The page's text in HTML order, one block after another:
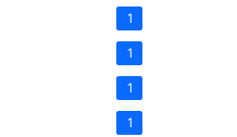
1
1
1
1